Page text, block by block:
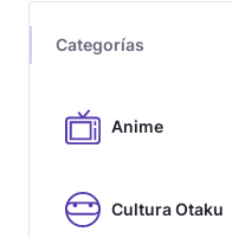
Categorías
Anime
Cultura Otaku